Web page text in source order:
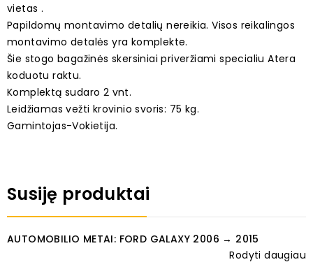
vietas .
Papildomų montavimo detalių nereikia. Visos reikalingos
montavimo detalės yra komplekte.
Šie stogo bagažinės skersiniai priveržiami specialiu Atera
koduotu raktu.
Komplektą sudaro 2 vnt.
Leidžiamas vežti krovinio svoris: 75 kg.
Gamintojas-Vokietija.
Susiję produktai
AUTOMOBILIO METAI: FORD GALAXY 2006 → 2015
Rodyti daugiau